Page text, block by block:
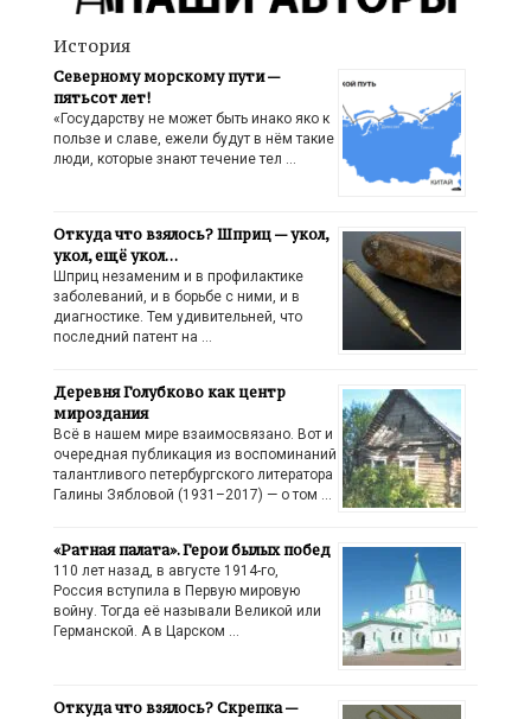
История
Северному морскому пути —
пятьсот лет!
«Государству не может быть инако яко к
пользе и славе, ежели будут в нём такие
люди, которые знают течение тел …
Откуда что взялось? Шприц — укол,
укол, ещё укол…
Шприц незаменим и в профилактике
заболеваний, и в борьбе с ними, и в
диагностике. Тем удивительней, что
последний патент на …
Деревня Голубково как центр
мироздания
Всё в нашем мире взаимосвязано. Вот и
очередная публикация из воспоминаний
талантливого петербургского литератора
Галины Зябловой (1931–2017) — о том …
«Ратная палата». Герои былых побед
110 лет назад, в августе 1914-го,
Россия вступила в Первую мировую
войну. Тогда её называли Великой или
Германской. А в Царском …
Откуда что взялось? Скрепка —